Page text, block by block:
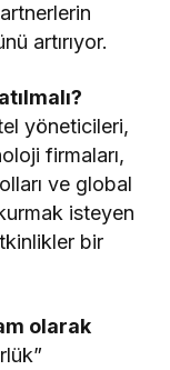
artırıyor.
yöneticileri,
firmaları,
ve global
isteyen
bir
olarak